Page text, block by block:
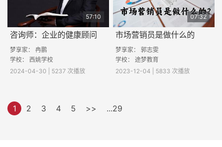
57:10
咨询师：企业的健康顾问
梦享家： 冉鹏
学校： 西姚学校
2024-04-30 | 5237 次播放
07:32
市场营销员是做什么的
梦享家： 郭志雯
学校： 途梦教育
2023-12-04 | 5833 次播放
1 2 3 4 5 >> ...29